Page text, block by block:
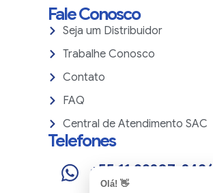
Fale Conosco
Seja um Distribuidor
Trabalhe Conosco
Contato
FAQ
Central de Atendimento SAC
Telefones
+55 11 99207-2436
Olá! 👋